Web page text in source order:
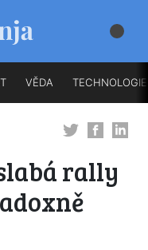
VĚDA TECHNOLOGIE
rally